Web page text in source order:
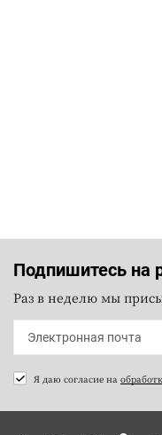
Подпишитесь на
Раз в неделю мы
Я даю согласие на